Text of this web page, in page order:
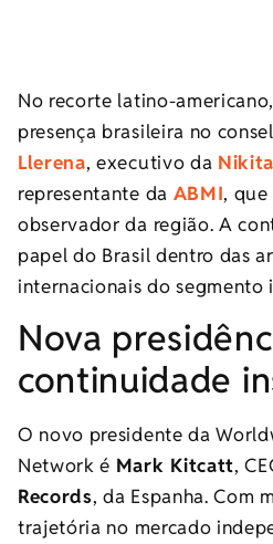
No recorte latino-
presença brasileira no
Llerena, executivo da
representante da ABMI, que
observador da região. A
papel do Brasil dentro das
internacionais do segmento
Nova
continuidade
O novo presidente da
Network é Mark Kitcatt,
Records, da Espanha. Com
trajetória no mercado